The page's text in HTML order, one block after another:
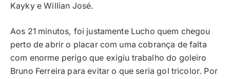
Kayky e Willian José.
Aos 21 minutos, foi justamente Lucho quem chegou
perto de abrir o placar com uma cobrança de falta
com enorme perigo que exigiu trabalho do goleiro
Bruno Ferreira para evitar o que seria gol tricolor. Por